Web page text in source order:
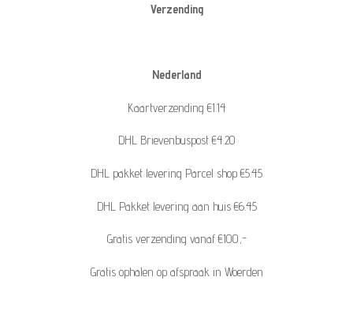
Verzending
Nederland
Kaartverzending €1.14
DHL Brievenbuspost €4.20
DHL pakket levering Parcel shop €5.45
DHL Pakket levering aan huis €6.45
Gratis verzending vanaf €100,-
Gratis ophalen op afspraak in Woerden